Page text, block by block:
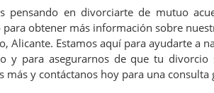
pensando en divorciarte de mutuo
para obtener más información sobre
Alicante. Estamos aquí para ayudarte a
y para asegurarnos de que tu
más y contáctanos hoy para una consulta